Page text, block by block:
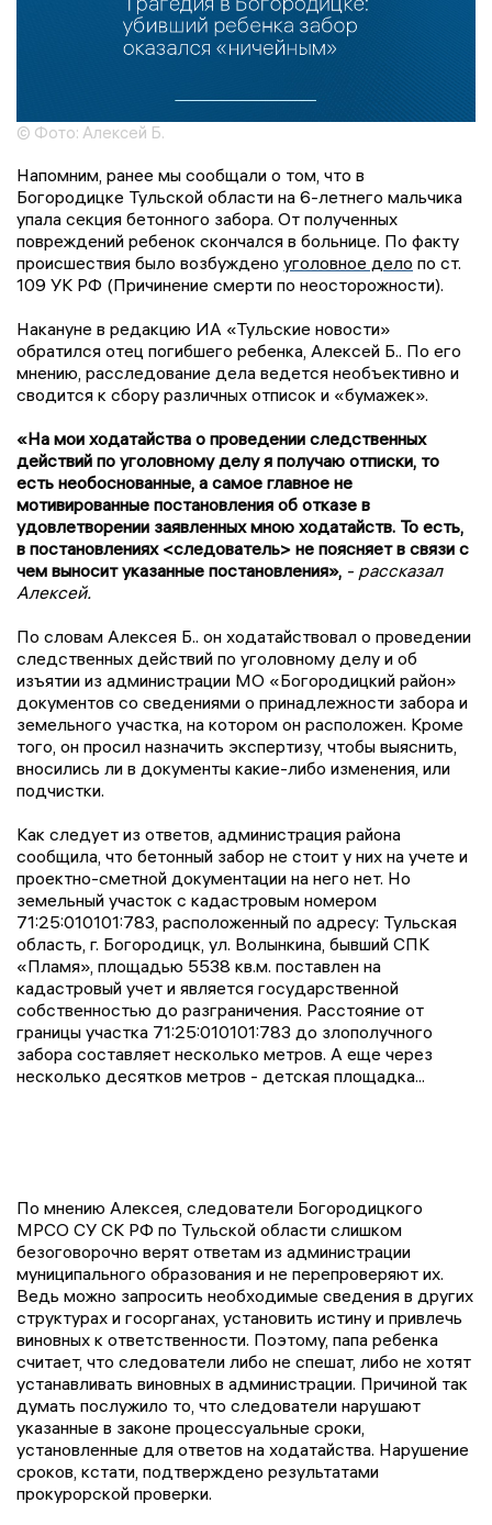
© Фото: Алексей Б.
Напомним, ранее мы сообщали о том, что в
Богородицке Тульской области на 6-летнего мальчика
упала секция бетонного забора. От полученных
повреждений ребенок скончался в больнице. По факту
происшествия было возбуждено уголовное дело по ст.
109 УК РФ (Причинение смерти по неосторожности).
Накануне в редакцию ИА «Тульские новости»
обратился отец погибшего ребенка, Алексей Б.. По его
мнению, расследование дела ведется необъективно и
сводится к сбору различных отписок и «бумажек».
«На мои ходатайства о проведении следственных
действий по уголовному делу я получаю отписки, то
есть необоснованные, а самое главное не
мотивированные постановления об отказе в
удовлетворении заявленных мною ходатайств. То есть,
в постановлениях <следователь> не поясняет в связи с
чем выносит указанные постановления», - рассказал
Алексей.
По словам Алексея Б.. он ходатайствовал о проведении
следственных действий по уголовному делу и об
изъятии из администрации МО «Богородицкий район»
документов со сведениями о принадлежности забора и
земельного участка, на котором он расположен. Кроме
того, он просил назначить экспертизу, чтобы выяснить,
вносились ли в документы какие-либо изменения, или
подчистки.
Как следует из ответов, администрация района
сообщила, что бетонный забор не стоит у них на учете и
проектно-сметной документации на него нет. Но
земельный участок с кадастровым номером
71:25:010101:783, расположенный по адресу: Тульская
область, г. Богородицк, ул. Волынкина, бывший СПК
«Пламя», площадью 5538 кв.м. поставлен на
кадастровый учет и является государственной
собственностью до разграничения. Расстояние от
границы участка 71:25:010101:783 до злополучного
забора составляет несколько метров. А еще через
несколько десятков метров - детская площадка...
По мнению Алексея, следователи Богородицкого
МРСО СУ СК РФ по Тульской области слишком
безоговорочно верят ответам из администрации
муниципального образования и не перепроверяют их.
Ведь можно запросить необходимые сведения в других
структурах и госорганах, установить истину и привлечь
виновных к ответственности. Поэтому, папа ребенка
считает, что следователи либо не спешат, либо не хотят
устанавливать виновных в администрации. Причиной так
думать послужило то, что следователи нарушают
указанные в законе процессуальные сроки,
установленные для ответов на ходатайства. Нарушение
сроков, кстати, подтверждено результатами
прокурорской проверки.